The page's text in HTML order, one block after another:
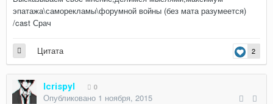
эпатажа\саморекламы\форумной войны (без мата разумеется)
/cast Срач
2
Цитата
Icrispyl 0
Опубликовано 1 ноября, 2015